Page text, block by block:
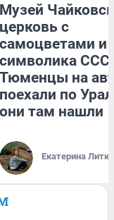
Музей
церковь с
самоцветами и
символика
Тюменцы на
поехали по
они там нашли
Екатерина